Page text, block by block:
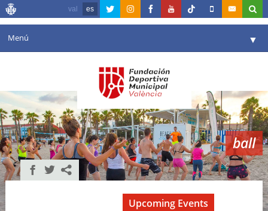
val es
Menú ▼
Agenda
Instalaciones ▼
Comunicación ▼
Valencia en deporte ▼
ball
Upcoming Events